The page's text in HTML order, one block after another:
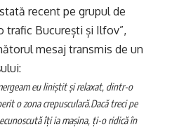
recent pe grupul de
trafic București și Ilfov”,
mesaj transmis de un
eu liniștit și relaxat, dintr-o
o zona crepusculară.Dacă treci pe
îți ia mașina, ți-o ridică în